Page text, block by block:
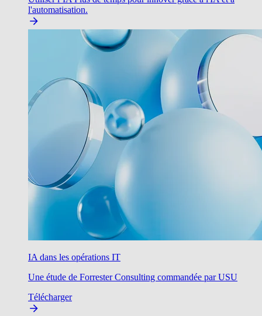
l'automatisation.
IA dans les opérations IT
Une étude de Forrester Consulting commandée par USU
Télécharger